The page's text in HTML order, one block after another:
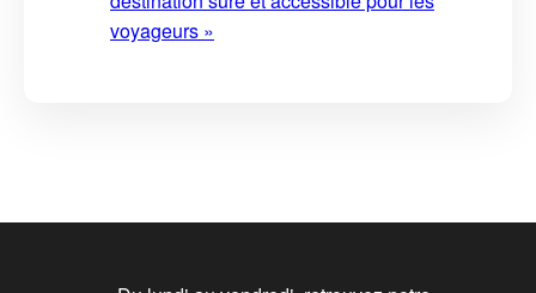
voyageurs »